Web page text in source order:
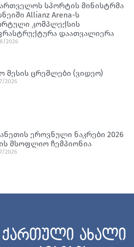
სპორტის მინისტრმა
Allianz Arena-ს
კომპლექსის
დაათვალიერა
2026
მესის ცრემლები (ვიდეო)
2026
ეროვნული ნაკრები 2026
მსოფლიო ჩემპიონია
2026
ქართული ახალი